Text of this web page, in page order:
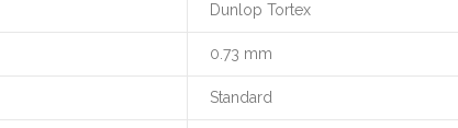
Dunlop Tortex
0.73 mm
Standard